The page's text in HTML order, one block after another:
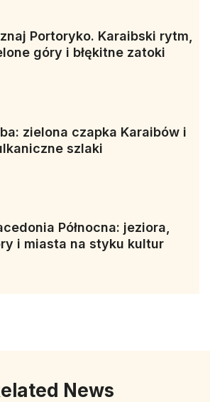
Portoryko. Karaibski rytm,
góry i błękitne zatoki
zielona czapka Karaibów i
szlaki
Północna: jeziora,
i miasta na styku kultur
News